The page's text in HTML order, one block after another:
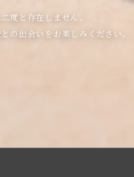
度と存在しません。